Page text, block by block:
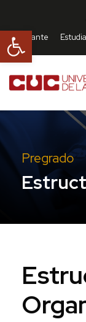
Abrir
Aspirante
Pregrado